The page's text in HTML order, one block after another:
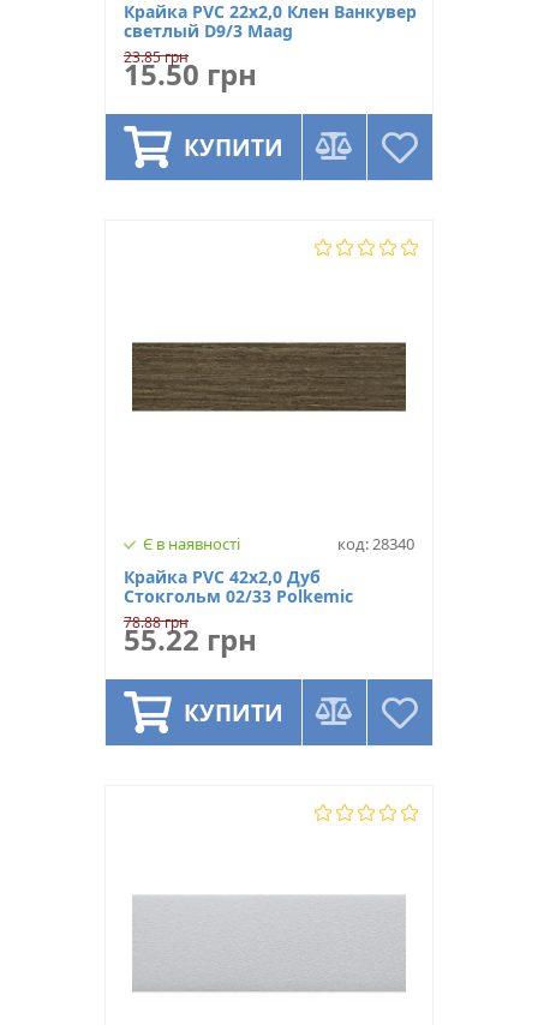
Крайка PVC 22х2,0 Клен Ванкувер
светлый D9/3 Maag
23.85 грн
15.50 грн
КУПИТИ
Є в наявності код: 28340
Крайка PVC 42х2,0 Дуб
Стокгольм 02/33 Polkemic
78.88 грн
55.22 грн
КУПИТИ